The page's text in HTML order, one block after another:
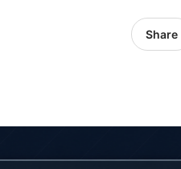
Share